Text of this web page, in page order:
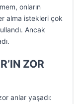
onların
alma istekleri çok
Ancak
ZOR
anlar yaşadı: